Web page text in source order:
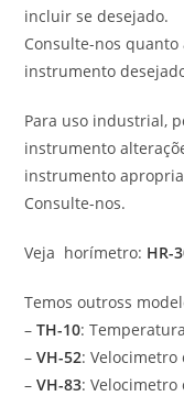
incluir se desejado.
Consulte-nos
instrumento
Para uso industrial,
instrumento
instrumento
Consulte-nos.
Veja horímetro: HR-
Temos outross
–TH-10:
–VH-52:
–VH-83: